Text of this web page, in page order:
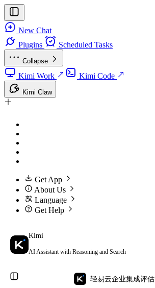
New Chat
Plugins
Scheduled Tasks
Collapse
Kimi Work Kimi Code
Kimi Claw
Get App
About Us
Language
Get Help
Kimi
AI Assistant with Reasoning and Search
轻易云企业集成评估